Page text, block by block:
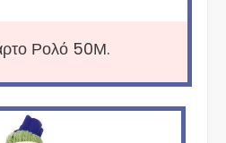
Ρολό 50Μ.